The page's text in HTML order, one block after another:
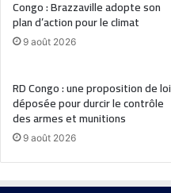
Congo : Brazzaville adopte son
plan d’action pour le climat
9 août 2026
RD Congo : une proposition de loi
déposée pour durcir le contrôle
des armes et munitions
9 août 2026